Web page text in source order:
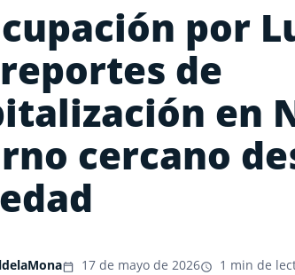
por
de
en
cercano
17 de mayo de 2026 1 min de